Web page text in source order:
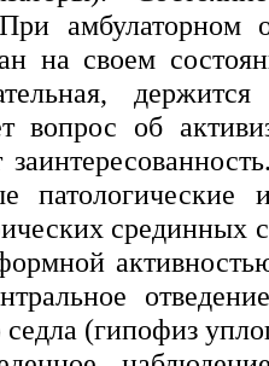
амбулаторном
на своем
вопрос об
патологические
срединных
седла (гипофиз